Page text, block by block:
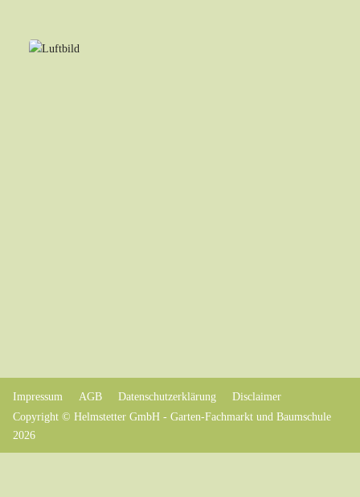
Impressum AGB Datenschutzerklärung
Disclaimer
Copyright © Helmstetter GmbH - Garten-Fachmarkt und Baumschule
2026